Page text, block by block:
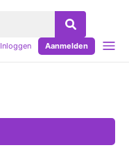
Inloggen Aanmelden